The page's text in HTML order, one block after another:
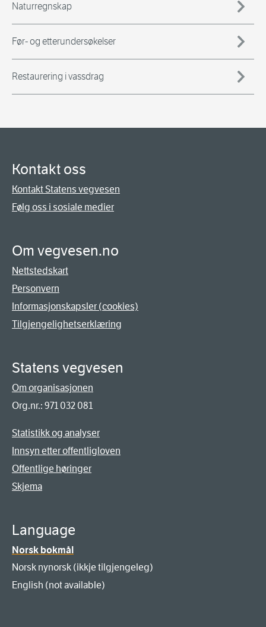
Naturregnskap
Før- og etterundersøkelser
Restaurering i vassdrag
Kontakt oss
Kontakt Statens vegvesen
Følg oss i sosiale medier
Om vegvesen.no
Nettstedskart
Personvern
Informasjonskapsler (cookies)
Tilgjengelighetserklæring
Statens vegvesen
Om organisasjonen
Org.nr.: 971 032 081
Statistikk og analyser
Innsyn etter offentligloven
Offentlige høringer
Skjema
Language
Norsk bokmål
Norsk nynorsk (ikkje tilgjengeleg)
English (not available)